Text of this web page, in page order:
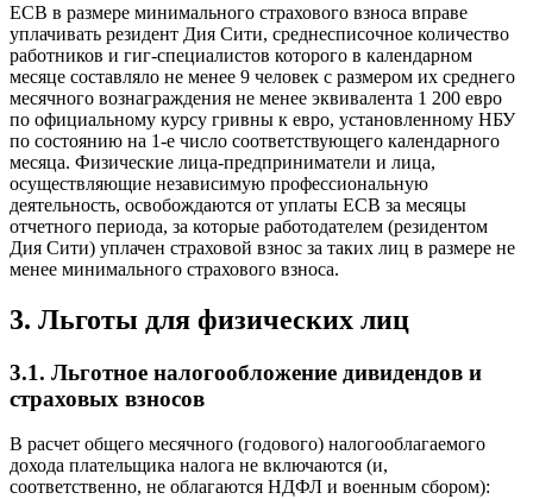
ЕСВ в размере минимального страхового взноса вправе
уплачивать резидент Дия Сити, среднесписочное количество
работников и гиг-специалистов которого в календарном
месяце составляло не менее 9 человек с размером их среднего
месячного вознаграждения не менее эквивалента 1 200 евро
по официальному курсу гривны к евро, установленному НБУ
по состоянию на 1-е число соответствующего календарного
месяца. Физические лица-предприниматели и лица,
осуществляющие независимую профессиональную
деятельность, освобождаются от уплаты ЕСВ за месяцы
отчетного периода, за которые работодателем (резидентом
Дия Сити) уплачен страховой взнос за таких лиц в размере не
менее минимального страхового взноса.
3. Льготы для физических лиц
3.1. Льготное налогообложение дивидендов и
страховых взносов
В расчет общего месячного (годового) налогооблагаемого
дохода плательщика налога не включаются (и,
соответственно, не облагаются НДФЛ и военным сбором):